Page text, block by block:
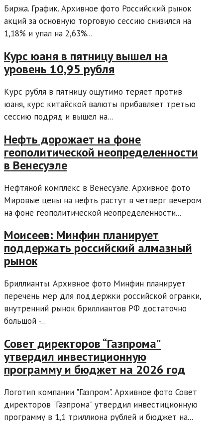
Биржа. График. Архивное фото Российский рынок
акций за основную торговую сессию снизился на
1,18% и упал на 2,63%...
Курс юаня в пятницу вышел на
уровень 10,95 рубля
Курс рубля в пятницу ощутимо теряет против
юаня, курс китайской валюты прибавляет третью
сессию подряд и вышел на...
Нефть дорожает на фоне
геополитической неопределенности
в Венесуэле
Нефтяной комплекс в Венесуэле. Архивное фото
Мировые цены на нефть растут в четверг вечером
на фоне геополитической неопределённости...
Моисеев: Минфин планирует
поддержать российский алмазный
рынок
Бриллианты. Архивное фото Минфин планирует
перечень мер для поддержки российской огранки,
внутренний рынок бриллиантов РФ достаточно
большой -...
Совет директоров “Газпрома”
утвердил инвестиционную
программу и бюджет на 2026 год
Логотип компании "Газпром". Архивное фото Совет
директоров "Газпрома" утвердил инвестиционную
программу в 1,1 триллиона рублей и бюджет на...